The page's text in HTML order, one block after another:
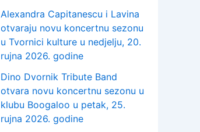
Alexandra Capitanescu i Lavina
otvaraju novu koncertnu sezonu
u Tvornici kulture u nedjelju, 20.
rujna 2026. godine
Dino Dvornik Tribute Band
otvara novu koncertnu sezonu u
klubu Boogaloo u petak, 25.
rujna 2026. godine